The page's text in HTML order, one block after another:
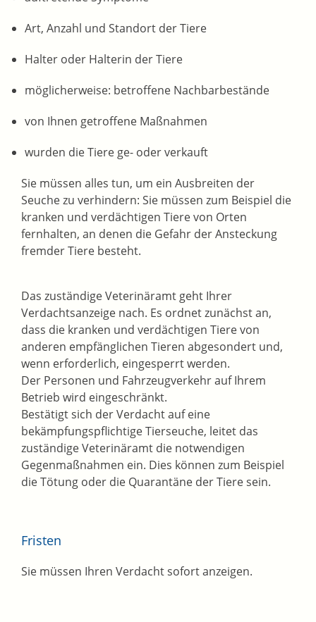
Art, Anzahl und Standort der Tiere
Halter oder Halterin der Tiere
möglicherweise: betroffene Nachbarbestände
von Ihnen getroffene Maßnahmen
wurden die Tiere ge- oder verkauft
Sie müssen alles tun, um ein Ausbreiten der
Seuche zu verhindern: Sie müssen zum Beispiel die
kranken und verdächtigen Tiere von Orten
fernhalten, an denen die Gefahr der Ansteckung
fremder Tiere besteht.
Das zuständige Veterinäramt geht Ihrer
Verdachtsanzeige nach. Es ordnet zunächst an,
dass die kranken und verdächtigen Tiere von
anderen empfänglichen Tieren abgesondert und,
wenn erforderlich, eingesperrt werden.
Der Personen und Fahrzeugverkehr auf Ihrem
Betrieb wird eingeschränkt.
Bestätigt sich der Verdacht auf eine
bekämpfungspflichtige Tierseuche, leitet das
zuständige Veterinäramt die notwendigen
Gegenmaßnahmen ein. Dies können zum Beispiel
die Tötung oder die Quarantäne der Tiere sein.
Fristen
Sie müssen Ihren Verdacht sofort anzeigen.